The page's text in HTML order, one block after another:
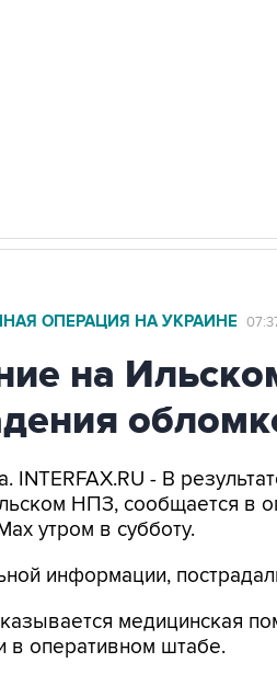
ОПЕРАЦИЯ НА УКРАИНЕ
на
INTERFAX.RU - В
НПЗ, сообщается в
утром в субботу.
информации,
медицинская
в оперативном штабе.